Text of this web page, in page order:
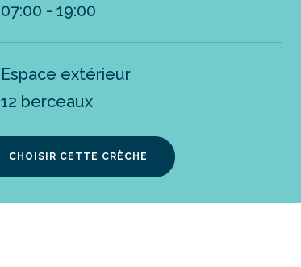
07:00 - 19:00
Espace extérieur
12 berceaux
CHOISIR CETTE CRÈCHE